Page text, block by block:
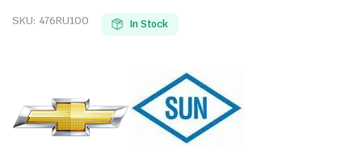
SKU: 476RU100 In Stock